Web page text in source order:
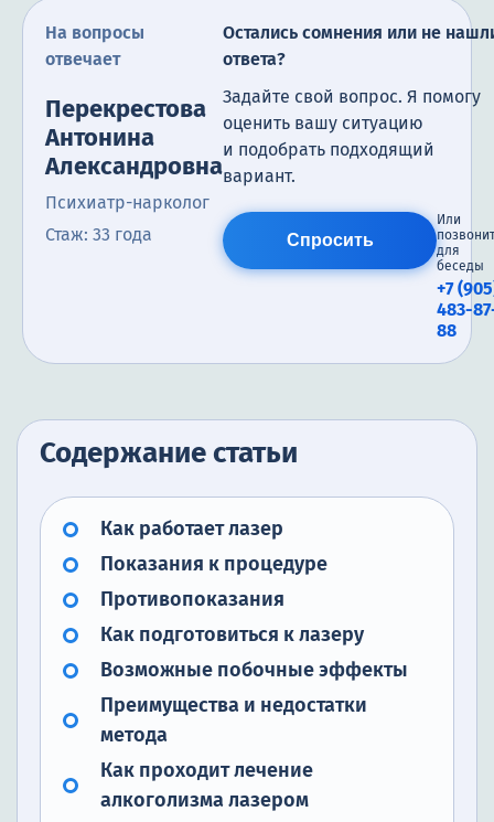
На вопросы
отвечает
Перекрестова
Антонина
Александровна
Психиатр-нарколог
Стаж: 33 года
Остались сомнения или не
ответа?
Задайте свой вопрос. Я помогу
оценить вашу ситуацию
и подобрать подходящий
вариант.
Спросить
Или
для
беседы
+7
483-
88
Содержание статьи
Как работает лазер
Показания к процедуре
Противопоказания
Как подготовиться к лазеру
Возможные побочные эффекты
Преимущества и недостатки
метода
Как проходит лечение
алкоголизма лазером